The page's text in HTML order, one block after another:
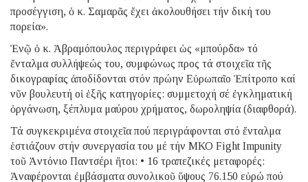
προσέγγιση, ὁ κ. Σαμαρᾶς ἔχει ἀκολουθήσει τήν δική του
πορεία».
Ἐνῷ ὁ κ. Ἀβραμόπουλος περιγράφει ὡς «μπούρδα» τό
ἔνταλμα συλλήψεώς του, συμφώνως προς τά στοιχεῖα τῆς
δικογραφίας ἀποδίδονται στόν πρώην Εὐρωπαῖο Ἐπίτροπο καί
νῦν βουλευτή οἱ ἑξῆς κατηγορίες: συμμετοχή σέ ἐγκληματική
ὀργάνωση, ξέπλυμα μαύρου χρήματος, δωροληψία (διαφθορά).
Τά συγκεκριμένα στοιχεῖα πού περιγράφονται στό ἔνταλμα
ἑστιάζουν στήν συνεργασία του μέ τήν ΜΚΟ Fight Impunity
τοῦ Ἀντόνιο Παντσέρι ἤτοι: • 16 τραπεζικές μεταφορές:
Ἀναφέρονται ἐμβάσματα συνολικοῦ ὕψους 76.150 εὐρώ πού